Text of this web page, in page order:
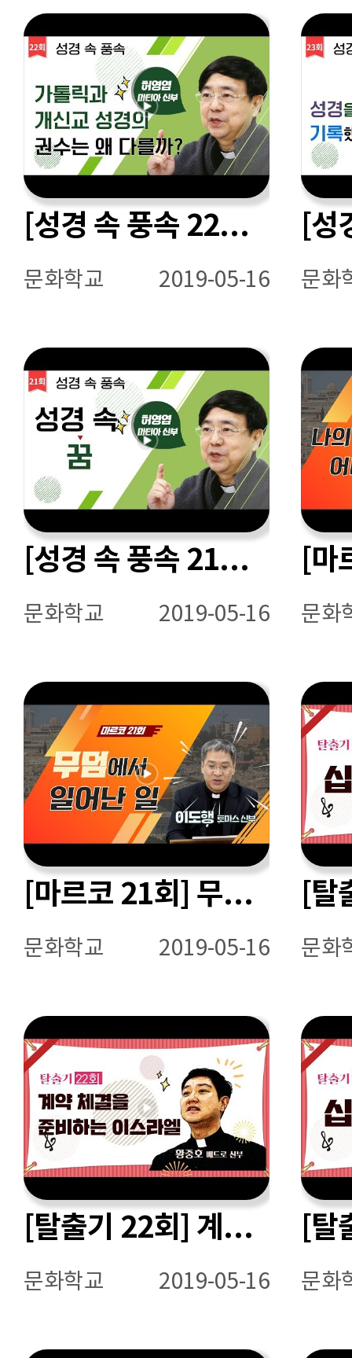
[성경 속 풍속 22회] 가톨릭과 개신교 성경의 권수는 왜 다를까?
문화학교 2019-05-16 문화
[성경 속 풍속 21회] 성경 속 꿈
문화학교 2019-05-16 문화
[마르코 21회] 무덤에서 일어난 일
문화학교 2019-05-16 문화
[탈출기 22회] 계약 체결을 준비하는 이스라엘
문화학교 2019-05-16 문화